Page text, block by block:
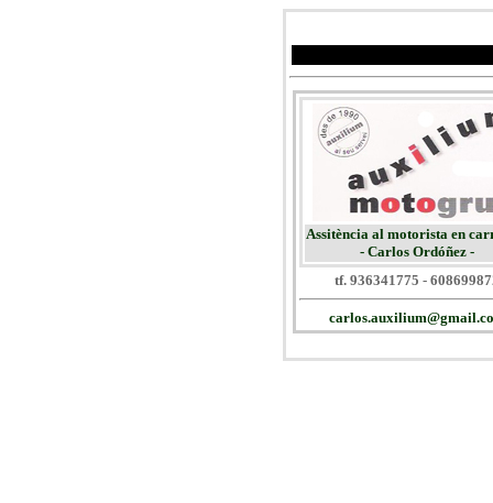
Assitència al motorista en
- Carlos Ordóñez -
tf. 936341775 -